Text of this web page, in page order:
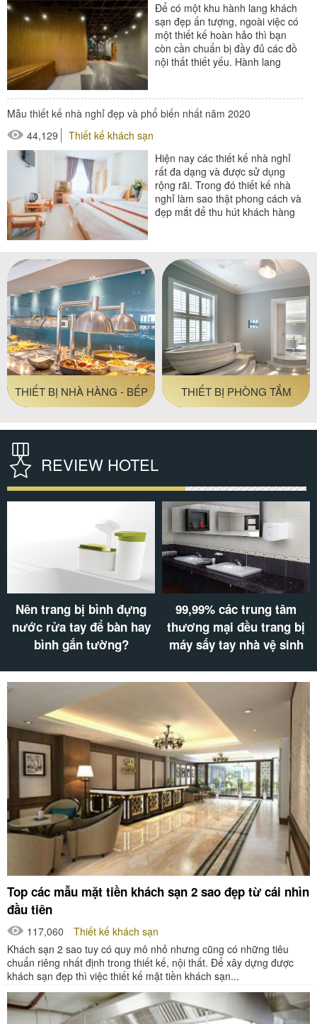
Để có một khu hành lang khách
sạn đẹp ấn tượng, ngoài việc có
một thiết kế hoàn hảo thì bạn
còn cần chuẩn bị đầy đủ các đồ
nội thất thiết yếu. Hành lang
#thiết bị phòng tắm
Mẫu thiết kế nhà nghỉ đẹp và phổ biến nhất năm 2020
44,129
Thiết kế khách sạn
Hiện nay các thiết kế nhà nghỉ
rất đa dạng và được sử dụng
rộng rãi. Trong đó thiết kế nhà
nghỉ làm sao thật phong cách và
đẹp mắt để thu hút khách hàng
ĐỒ AMENITIES KHÁCH
SẠN
THIẾT BỊ VỆ SINH
REVIEW HOTEL
99,99% các trung tâm
thương mại đều trang bị
máy sấy tay nhà vệ sinh
Khách sạn không có máy
sấy tóc: Điểm trừ chất
lượng phục vụ
Top các mẫu mặt tiền khách sạn 2 sao đẹp từ cái nhìn
đầu tiên
117,060
Thiết kế khách sạn
Khách sạn 2 sao tuy có quy mô nhỏ nhưng cũng có những tiêu
chuẩn riêng nhất định trong thiết kế, nội thất. Để xây dựng được
khách sạn đẹp thì việc thiết kế mặt tiền khách sạn...